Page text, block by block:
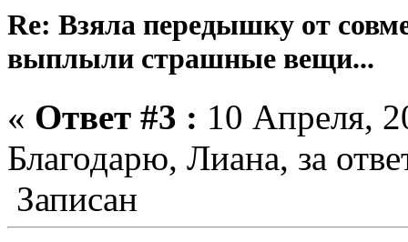
Re: Взяла передышку от
выплыли страшные вещи...
« Ответ #3 : 10 Апреля,
Благодарю, Лиана, за
Записан